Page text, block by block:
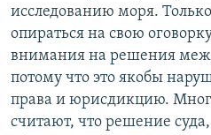
исследованию моря.
опираться на свою
внимания на решения
потому что это якобы
права и юрисдикцию.
считают, что решение суда,